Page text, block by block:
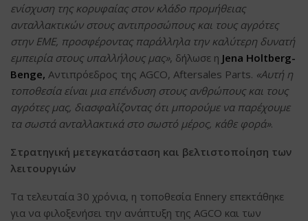
ενίσχυση της κορυφαίας στον κλάδο προμήθειας
ανταλλακτικών στους αντιπροσώπους και τους αγρότες
στην ΕΜΕ, προσφέροντας παράλληλα την καλύτερη δυνατή
εμπειρία στους υπαλλήλους μας», δήλωσε η Jena Holtberg-
Benge, Αντιπρόεδρος της AGCO, Aftersales Parts. «Αυτή η
τοποθεσία είναι μια επένδυση στους ανθρώπους και τους
αγρότες μας, διασφαλίζοντας ότι μπορούμε να παρέχουμε
τα σωστά ανταλλακτικά στο σωστό μέρος, κάθε φορά».
Στρατηγική μετεγκατάσταση και βελτιστοποίηση των
λειτουργιών
Τα τελευταία 30 χρόνια, η τοποθεσία Ennery επεκτάθηκε
για να φιλοξενήσει την ανάπτυξη της AGCO και των